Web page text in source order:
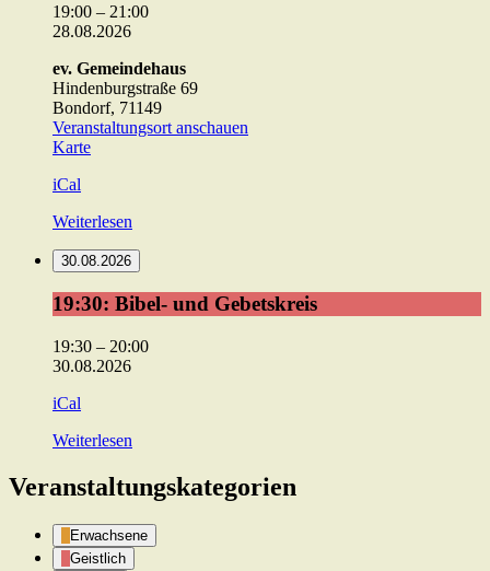
19:00 – 21:00
28.08.2026
ev. Gemeindehaus
Hindenburgstraße 69
Bondorf, 71149
Veranstaltungsort anschauen
Karteev.
iCal
Weiterlesen
30.08.2026
19:30:
Bibel-
und
Gebetskreis
19:30: Bibel- und Gebetskreis
19:30 – 20:00
30.08.2026
iCal
Weiterlesen
Veranstaltungskategorien
Erwachsene
Geistlich